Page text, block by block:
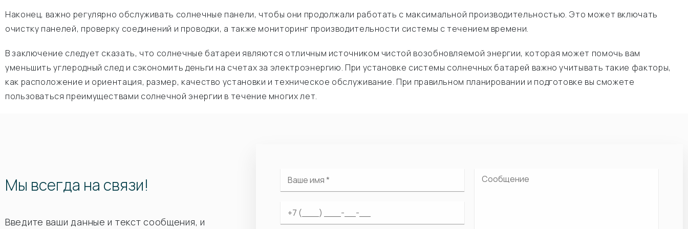
Наконец, важно регулярно обслуживать солнечные панели, чтобы они продолжали работать с максимальной производительностью. Это может включать
очистку панелей, проверку соединений и проводки, а также мониторинг производительности системы с течением времени.
В заключение следует сказать, что солнечные батареи являются отличным источником чистой возобновляемой энергии, которая может помочь вам
уменьшить углеродный след и сэкономить деньги на счетах за электроэнергию. При установке системы солнечных батарей важно учитывать такие факторы,
как расположение и ориентация, размер, качество установки и техническое обслуживание. При правильном планировании и подготовке вы сможете
пользоваться преимуществами солнечной энергии в течение многих лет.
Мы всегда на связи!
Введите ваши данные и текст сообщения, и